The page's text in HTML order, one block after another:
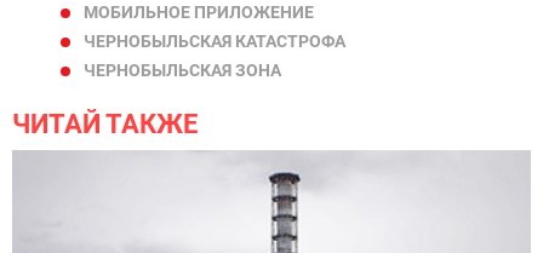
МОБИЛЬНОЕ ПРИЛОЖЕНИЕ
ЧЕРНОБЫЛЬСКАЯ КАТАСТРОФА
ЧЕРНОБЫЛЬСКАЯ ЗОНА
ЧИТАЙ ТАКЖЕ